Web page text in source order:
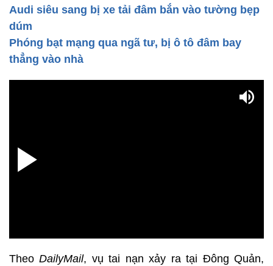
Audi siêu sang bị xe tải đâm bắn vào tường bẹp
dúm
Phóng bạt mạng qua ngã tư, bị ô tô đâm bay
thẳng vào nhà
TheoDailyMail, vụ tai nạn xảy ra tại Đông Quản,